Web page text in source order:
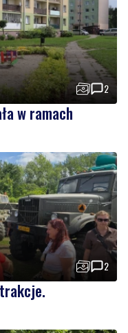
2
w ramach
2